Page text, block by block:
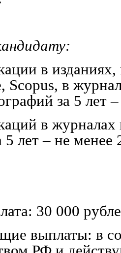
в
Scopus, в
за 5 лет
в журналах
лет – не менее
30 000
выплаты: в